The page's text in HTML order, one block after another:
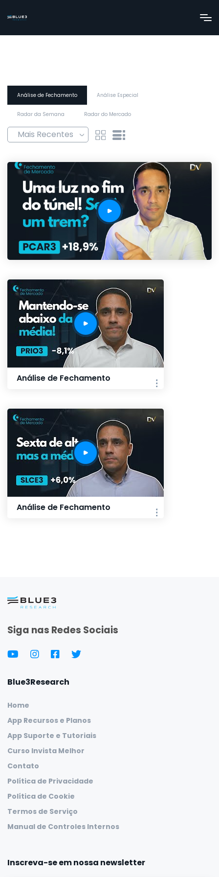
Análise de Fechamento Análise Especial
Radar da Semana Radar do Mercado
Análise de Fechamento
Análise de Fechamento
Siga nas Redes Sociais
Blue3Research
Home
App Recursos e Planos
App Suporte e Tutoriais
Curso Invista Melhor
Contato
Política de Privacidade
Política de Cookie
Termos de Serviço
Manual de Controles Internos
Inscreva-se em nossa newsletter